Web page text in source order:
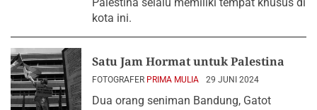
kota ini.
Satu Jam Hormat untuk Palestina
FOTOGRAFER PRIMA MULIA 29 JUNI 2024
Dua orang seniman Bandung, Gatot